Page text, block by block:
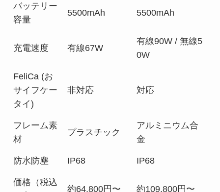
バッテリー
容量
5500mAh 5500mAh
充電速度 有線67W
有線90W / 無線5
0W
FeliCa (お
サイフケー
タイ)
非対応 対応
フレーム素
材
プラスチック
アルミニウム合
金
防水防塵 IP68 IP68
価格（税込
約64,800円〜 約109,800円〜